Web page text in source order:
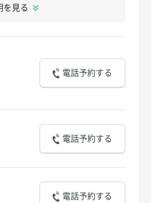
を見る
電話予約する
電話予約する
電話予約する